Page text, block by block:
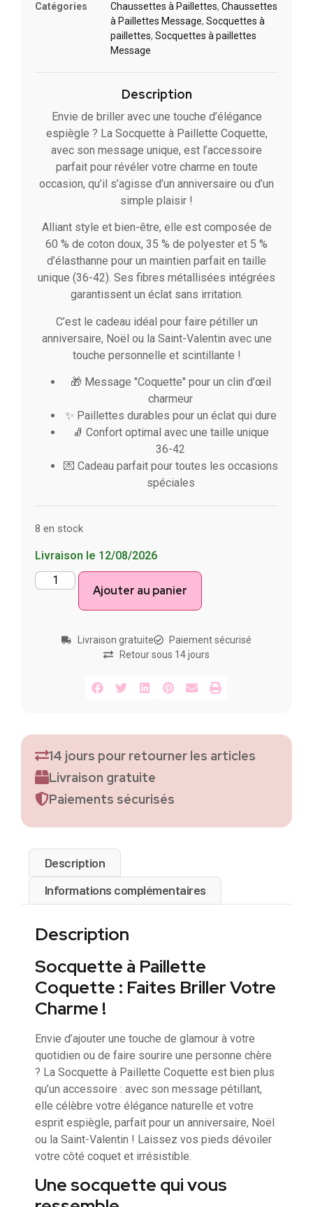
Catégories
Chaussettes à Paillette​s, Chaussettes
à Paillettes Message​, Socquettes à
paillettes, Socquettes à paillettes
Message
Description
Envie de briller avec une touche d’élégance
espiègle ? La Socquette à Paillette Coquette,
avec son message unique, est l’accessoire
parfait pour révéler votre charme en toute
occasion, qu’il s’agisse d’un anniversaire ou d’un
simple plaisir !
Alliant style et bien-être, elle est composée de
60 % de coton doux, 35 % de polyester et 5 %
d’élasthanne pour un maintien parfait en taille
unique (36-42). Ses fibres métallisées intégrées
garantissent un éclat sans irritation.
C’est le cadeau idéal pour faire pétiller un
anniversaire, Noël ou la Saint-Valentin avec une
touche personnelle et scintillante !
🎁 Message "Coquette" pour un clin d’œil
charmeur
✨ Paillettes durables pour un éclat qui dure
🧦 Confort optimal avec une taille unique
36-42
💌 Cadeau parfait pour toutes les occasions
spéciales
8 en stock
Livraison le 12/08/2026
Ajouter au panier
Livraison gratuite
Paiement sécurisé
Retour sous 14 jours
14 jours pour retourner les articles
Livraison gratuite
Paiements sécurisés
Description
Informations complémentaires
Description
Socquette à Paillette
Coquette : Faites Briller Votre
Charme !
Envie d’ajouter une touche de glamour à votre
quotidien ou de faire sourire une personne chère
? La Socquette à Paillette Coquette est bien plus
qu’un accessoire : avec son message pétillant,
elle célèbre votre élégance naturelle et votre
esprit espiègle, parfait pour un anniversaire, Noël
ou la Saint-Valentin ! Laissez vos pieds dévoiler
votre côté coquet et irrésistible.
Une socquette qui vous